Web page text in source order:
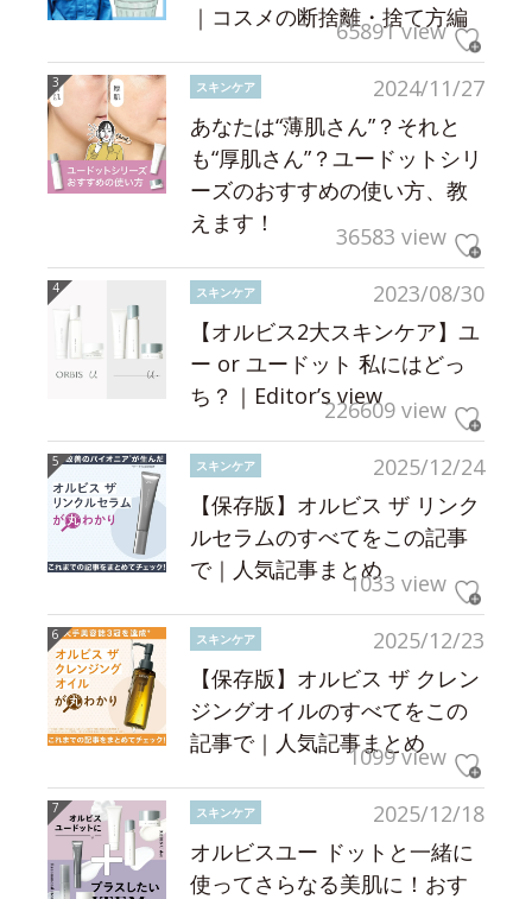
｜コスメの断捨離・捨て方編
65891 view
2024/11/27
スキンケア
あなたは“薄肌さん”？それと
も“厚肌さん”？ユードットシリ
ーズのおすすめの使い方、教
えます！
36583 view
2023/08/30
スキンケア
【オルビス2大スキンケア】ユ
ー or ユードット 私にはどっ
ち？｜Editor’s view226609 view
2025/12/24
スキンケア
【保存版】オルビス ザ リンク
ルセラムのすべてをこの記事
で｜人気記事まとめ1033 view
2025/12/23
スキンケア
【保存版】オルビス ザ クレン
ジングオイルのすべてをこの
記事で｜人気記事まとめ
1099 view
2025/12/18
スキンケア
オルビスユー ドットと一緒に
使ってさらなる美肌に！おす